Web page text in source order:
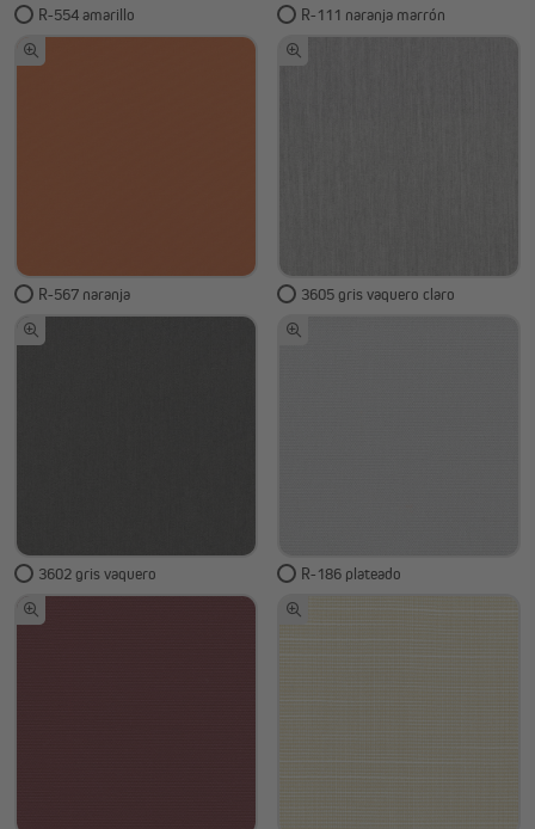
R-554 amarillo R-111 naranja marrón
R-567 naranja 3605 gris vaquero claro
3602 gris vaquero R-186 plateado